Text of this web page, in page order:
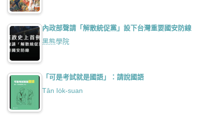
內政部聲請「解散統促黨」設下台灣重要國安防線
黑熊學院
「可是考試就是國語」：請說國語
Tân Io̍k-suan